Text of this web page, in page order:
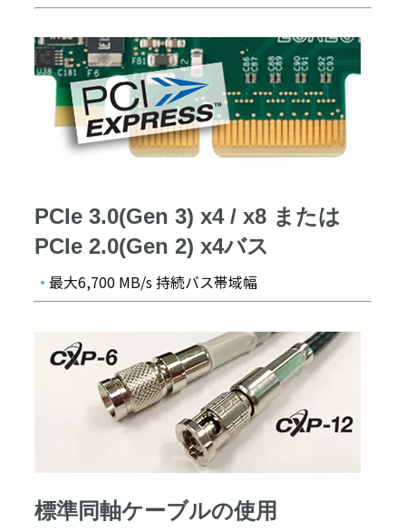
PCIe 3.0(Gen 3) x4 / x8 または
PCIe 2.0(Gen 2) x4バス
最大6,700 MB/s 持続バス帯域幅
標準同軸ケーブルの使用